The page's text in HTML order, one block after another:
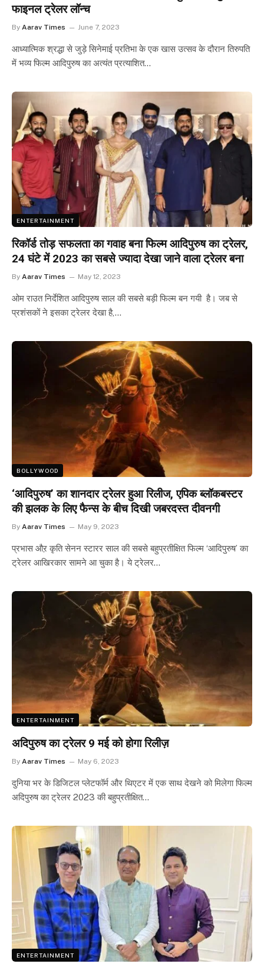
फाइनल ट्रेलर लॉन्च
By Aarav Times June 7, 2023
आध्यात्मिक श्रद्धा से जुड़े सिनेमाई प्रतिभा के एक खास उत्सव के दौरान तिरुपति
में भव्य फिल्म आदिपुरुष का अत्यंत प्रत्याशित…
ENTERTAINMENT
रिकॉर्ड तोड़ सफलता का गवाह बना फिल्म आदिपुरुष का ट्रेलर,
24 घंटे में 2023 का सबसे ज्यादा देखा जाने वाला ट्रेलर बना
By Aarav Times May 12, 2023
ओम राउत निर्देशित आदिपुरुष साल की सबसे बड़ी फिल्म बन गयी है। जब से
प्रशंसकों ने इसका ट्रेलर देखा है,…
BOLLYWOOD
‘आदिपुरुष’ का शानदार ट्रेलर हुआ रिलीज, एपिक ब्लॉकबस्टर
की झलक के लिए फैन्स के बीच दिखी जबरदस्त दीवनगी
By Aarav Times May 9, 2023
प्रभास औऱ कृति सेनन स्टारर साल की सबसे बहुप्रतीक्षित फिल्म ‘आदिपुरुष’ का
ट्रेलर आखिरकार सामने आ चुका है। ये ट्रेलर…
ENTERTAINMENT
अदिपुरुष का ट्रेलर 9 मई को होगा रिलीज़
By Aarav Times May 6, 2023
दुनिया भर के डिजिटल प्लेटफॉर्म और थिएटर में एक साथ देखने को मिलेगा फिल्म
अदिपुरुष का ट्रेलर 2023 की बहुप्रतीक्षित…
ENTERTAINMENT